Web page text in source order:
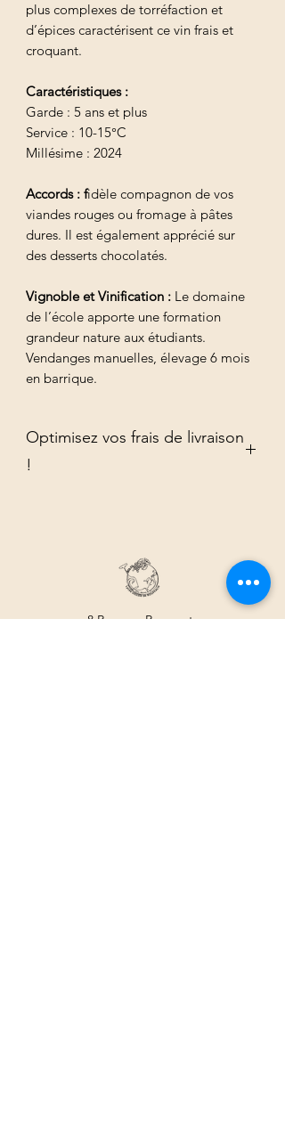
plus complexes de torréfaction et
d’épices caractérisent ce vin frais et
croquant.
Caractéristiques :
Garde : 5 ans et plus
Service : 10-15°C
Millésime : 2024
Accords : fidèle compagnon de vos
viandes rouges ou fromage à pâtes
dures. Il est également apprécié sur
des desserts chocolatés.
Vignoble et Vinification : Le domaine
de l’école apporte une formation
grandeur nature aux étudiants.
Vendanges manuelles, élevage 6 mois
en barrique.
Optimisez vos frais de livraison
!
8 Rue aux Remparts